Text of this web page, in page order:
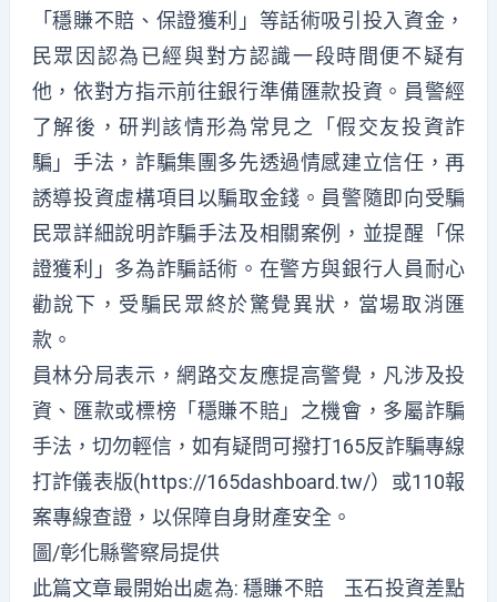
「穩賺不賠、保證獲利」等話術吸引投入資金，
民眾因認為已經與對方認識一段時間便不疑有
他，依對方指示前往銀行準備匯款投資。員警經
了解後，研判該情形為常見之「假交友投資詐
騙」手法，詐騙集團多先透過情感建立信任，再
誘導投資虛構項目以騙取金錢。員警隨即向受騙
民眾詳細說明詐騙手法及相關案例，並提醒「保
證獲利」多為詐騙話術。在警方與銀行人員耐心
勸說下，受騙民眾終於驚覺異狀，當場取消匯
款。
員林分局表示，網路交友應提高警覺，凡涉及投
資、匯款或標榜「穩賺不賠」之機會，多屬詐騙
手法，切勿輕信，如有疑問可撥打165反詐騙專線
打詐儀表版(https://165dashboard.tw/）或110報
案專線查證，以保障自身財產安全。
圖/彰化縣警察局提供
此篇文章最開始出處為:穩賺不賠 玉石投資差點